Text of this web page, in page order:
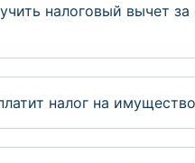
налоговый вычет за
налог на